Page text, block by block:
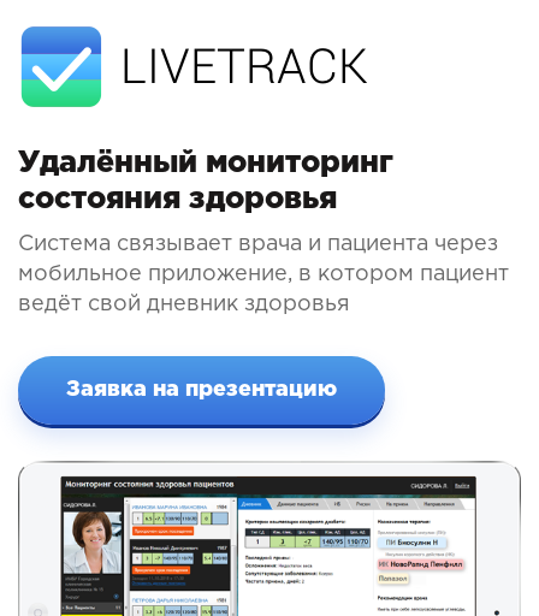
LIVETRACK
Удалённый мониторинг
состояния здоровья
Система связывает врача и пациента через
мобильное приложение, в котором пациент
ведёт свой дневник здоровья
Заявка на презентацию